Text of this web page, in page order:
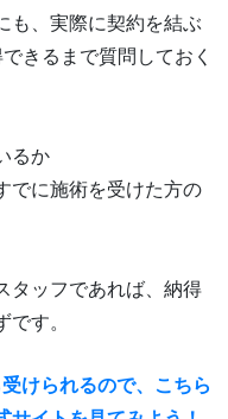
も、実際に契約を結ぶ
きるまで質問しておく
るか
でに施術を受けた方の
タッフであれば、納得
す。
けられるので、こちら